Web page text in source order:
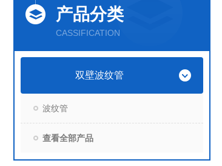
产品分类
CASSIFICATION
双壁波纹管
波纹管
查看全部产品